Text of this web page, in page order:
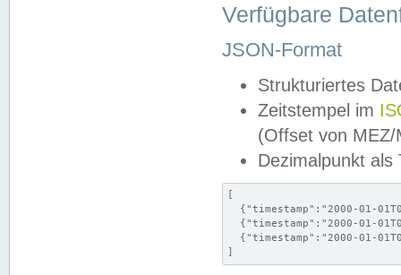
Verfügbare
JSON-Format
Strukturiertes
Zeitstempel im
(Offset von MEZ/
Dezimalpunkt als
[
{"timestamp":"2000-01-
{"timestamp":"2000-01-
{"timestamp":"2000-01-
]